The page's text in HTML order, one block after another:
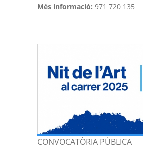
Més informació: 971 720 135
CONVOCATÒRIA PÚBLICA